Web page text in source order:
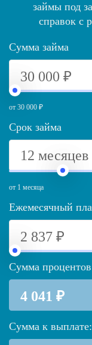
займы под
справок с
Сумма займа
от 30 000 ₽
Срок займа
от 1 месяца
Ежемесячный
Сумма
Сумма к выплате: